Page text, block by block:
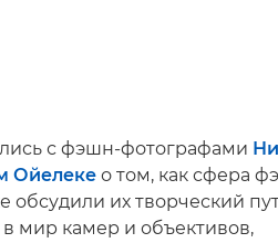
с фэшн-фотографами
Ойелеке о том, как сфера
обсудили их творческий
мир камер и объективов,